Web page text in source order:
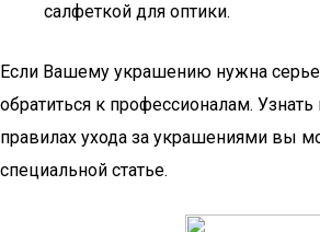
салфеткой для оптики.
Если Вашему украшению нужна
обратиться к профессионалам.
правилах ухода за украшениями вы
специальной статье.